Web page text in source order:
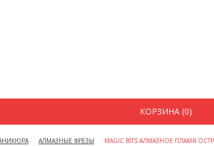
КОРЗИНА (0)
АЛМАЗНЫЕ ФРЕЗЫ MAGIC BITS АЛМАЗНОЕ ПЛАМЯ